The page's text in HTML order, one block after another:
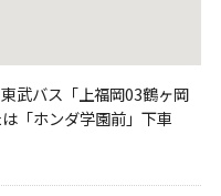
武バス「上福岡03鶴ヶ岡
「ホンダ学園前」下車